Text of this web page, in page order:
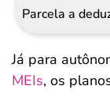
Já para
MEIs, os